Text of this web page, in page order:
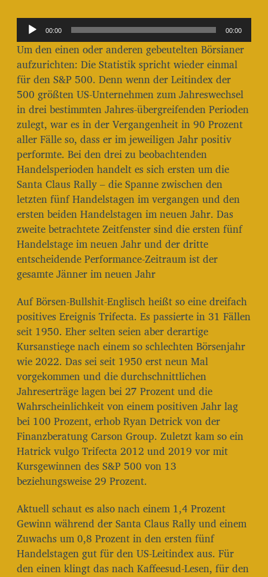
t
a
g
s
d
a
t
u
m
u
d
i
o
-
P
l
a
y
e
r
00:00 00:00
Um den einen oder anderen gebeutelten Börsianer
aufzurichten: Die Statistik spricht wieder einmal
für den S&P 500. Denn wenn der Leitindex der
500 größten US-Unternehmen zum Jahreswechsel
in drei bestimmten Jahres-übergreifenden Perioden
zulegt, war es in der Vergangenheit in 90 Prozent
aller Fälle so, dass er im jeweiligen Jahr positiv
performte. Bei den drei zu beobachtenden
Handelsperioden handelt es sich ersten um die
Santa Claus Rally – die Spanne zwischen den
letzten fünf Handelstagen im vergangen und den
ersten beiden Handelstagen im neuen Jahr. Das
zweite betrachtete Zeitfenster sind die ersten fünf
Handelstage im neuen Jahr und der dritte
entscheidende Performance-Zeitraum ist der
gesamte Jänner im neuen Jahr
Auf Börsen-Bullshit-Englisch heißt so eine dreifach
positives Ereignis Trifecta. Es passierte in 31 Fällen
seit 1950. Eher selten seien aber derartige
Kursanstiege nach einem so schlechten Börsenjahr
wie 2022. Das sei seit 1950 erst neun Mal
vorgekommen und die durchschnittlichen
Jahreserträge lagen bei 27 Prozent und die
Wahrscheinlichkeit von einem positiven Jahr lag
bei 100 Prozent, erhob Ryan Detrick von der
Finanzberatung Carson Group. Zuletzt kam so ein
Hatrick vulgo Trifecta 2012 und 2019 vor mit
Kursgewinnen des S&P 500 von 13
beziehungsweise 29 Prozent.
Aktuell schaut es also nach einem 1,4 Prozent
Gewinn während der Santa Claus Rally und einem
Zuwachs um 0,8 Prozent in den ersten fünf
Handelstagen gut für den US-Leitindex aus. Für
den einen klingt das nach Kaffeesud-Lesen, für den